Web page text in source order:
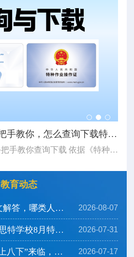
【证书查询】手把手教你，怎么查询下载特种作业操作证...
特种作业操作证 手把手教你查询下载 依据《特种作业人员安全技术培训考核管理规定》（应急管理部令第19号）《应急管理部办公厅关于更新特种作业操作证式样的通知》（应急厅〔2026〕14号）应急管理部对特种作业操作证式样进行了调整新版证书式样自2026年6月1日起正式启用。如果查询下载特种作业操作证...
教育动态
【特种作业】一文解答，哪类人群可以免培直考？ 2026-08-07
【8月培训计划】思特学校8月特种作业培训计划及注意事... 2026-07-31
【安全生产】“七上八下”来临，看看防灾要点有哪些？ 2026-07-17